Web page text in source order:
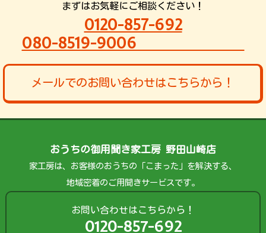
まずはお気軽にご相談ください！
0120-857-692
080-8519-9006
メールでのお問い合わせはこちらから！
おうちの御用聞き家工房 野田山崎店
家工房は、お客様のおうちの「こまった」を解決する、
地域密着のご用聞きサービスです。
お問い合わせはこちらから！
0120-857-692